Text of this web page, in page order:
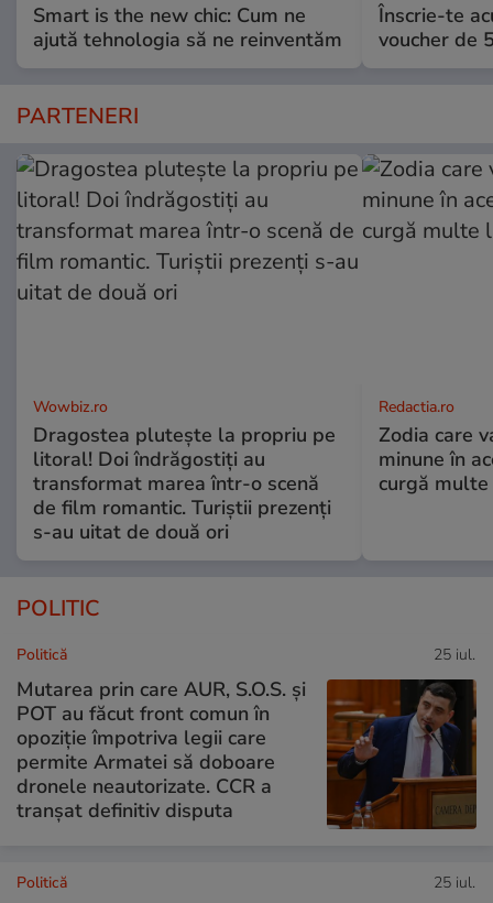
Smart is the new chic: Cum ne
ajută tehnologia să ne reinventăm
Înscrie-te
voucher de
PARTENERI
Wowbiz.ro
Dragostea plutește la propriu pe
litoral! Doi îndrăgostiți au
transformat marea într-o scenă
de film romantic. Turiștii prezenți
s-au uitat de două ori
Redactia.ro
Zodia care
minune în
curgă
POLITIC
Politică 25 iul.
Mutarea prin care AUR, S.O.S. și
POT au făcut front comun în
opoziție împotriva legii care
permite Armatei să doboare
dronele neautorizate. CCR a
tranșat definitiv disputa
Politică 25 iul.